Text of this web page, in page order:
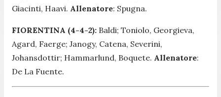
Giacinti, Haavi. Allenatore: Spugna.
FIORENTINA (4-4-2): Baldi; Toniolo, Georgieva,
Agard, Faerge; Janogy, Catena, Severini,
Johansdottir; Hammarlund, Boquete. Allenatore:
De La Fuente.